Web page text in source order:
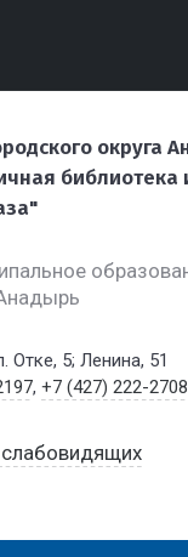
округа
библиотека
Отке, 5; Ленина, 51
,+7 (427) 222-2708